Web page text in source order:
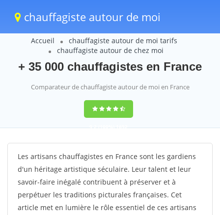
chauffagiste autour de moi
Accueil
chauffagiste autour de moi tarifs
chauffagiste autour de chez moi
+ 35 000 chauffagistes en France
Comparateur de chauffagiste autour de moi en France
9,2(100%)1652
votes
Les artisans chauffagistes en France sont les gardiens
d'un héritage artistique séculaire. Leur talent et leur
savoir-faire inégalé contribuent à préserver et à
perpétuer les traditions picturales françaises. Cet
article met en lumière le rôle essentiel de ces artisans